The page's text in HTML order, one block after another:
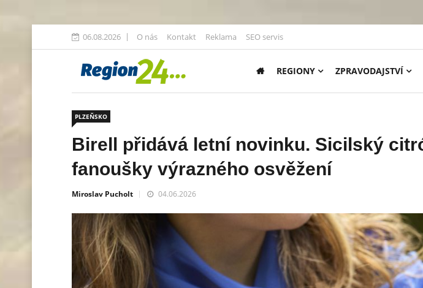
06.08.2026 O nás Kontakt Reklama SEO servis
REGIONY ZPRAVODAJSTVÍ
PLZEŇSKO
Birell přidává letní novinku. Sicilský
fanoušky výrazného osvěžení
Miroslav Pucholt 04.06.2026